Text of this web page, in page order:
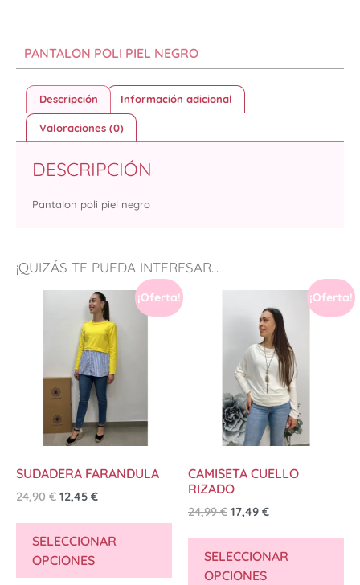
¡QUIZÁS TE PUEDA INTERESAR...
¡Oferta!
SUDADERA FARANDULA
24,90€ 12,45 €
SELECCIONAR
OPCIONES
¡Oferta!
CAMISETA CUELLO
RIZADO
24,99€ 17,49 €
SELECCIONAR
OPCIONES
PANTALON POLI PIEL NEGRO
Descripción Información adicional
Valoraciones (0)
DESCRIPCIÓN
Pantalon poli piel negro